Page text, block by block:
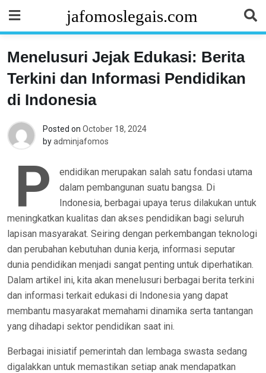
content
jafomoslegais.com
Menelusuri Jejak Edukasi: Berita
Terkini dan Informasi Pendidikan
di Indonesia
Posted on October 18, 2024
byadminjafomos
P
endidikan merupakan salah satu fondasi utama
dalam pembangunan suatu bangsa. Di
Indonesia, berbagai upaya terus dilakukan untuk
meningkatkan kualitas dan akses pendidikan bagi seluruh
lapisan masyarakat. Seiring dengan perkembangan teknologi
dan perubahan kebutuhan dunia kerja, informasi seputar
dunia pendidikan menjadi sangat penting untuk diperhatikan.
Dalam artikel ini, kita akan menelusuri berbagai berita terkini
dan informasi terkait edukasi di Indonesia yang dapat
membantu masyarakat memahami dinamika serta tantangan
yang dihadapi sektor pendidikan saat ini.
Berbagai inisiatif pemerintah dan lembaga swasta sedang
digalakkan untuk memastikan setiap anak mendapatkan